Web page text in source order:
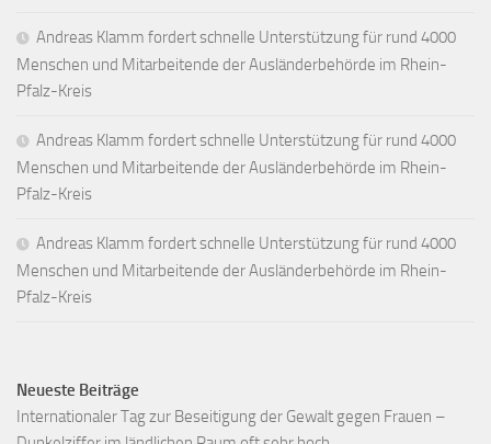
Andreas Klamm fordert schnelle Unterstützung für rund 4000
Menschen und Mitarbeitende der Ausländerbehörde im Rhein-
Pfalz-Kreis
Andreas Klamm fordert schnelle Unterstützung für rund 4000
Menschen und Mitarbeitende der Ausländerbehörde im Rhein-
Pfalz-Kreis
Andreas Klamm fordert schnelle Unterstützung für rund 4000
Menschen und Mitarbeitende der Ausländerbehörde im Rhein-
Pfalz-Kreis
Neueste Beiträge
Internationaler Tag zur Beseitigung der Gewalt gegen Frauen –